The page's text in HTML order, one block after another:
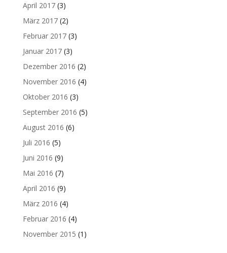
April 2017(3)
März 2017(2)
Februar 2017(3)
Januar 2017(3)
Dezember 2016 (2)
November 2016 (4)
Oktober 2016 (3)
September 2016 (5)
August 2016 (6)
Juli 2016 (5)
Juni 2016 (9)
Mai 2016 (7)
April 2016 (9)
März 2016 (4)
Februar 2016 (4)
November 2015 (1)